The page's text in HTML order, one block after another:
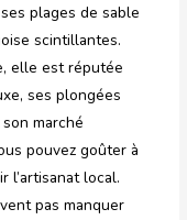
plages de sable
scintillantes.
elle est réputée
ses plongées
marché
pouvez goûter à
l’artisanat local.
pas manquer